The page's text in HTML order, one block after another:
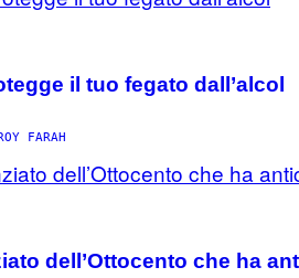
il tuo fegato dall’alcol
FARAH
dell’Ottocento che ha